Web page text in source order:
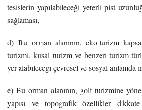
tesislerin yapılabileceği yeterli pist
sağlaması,
d) Bu orman alanının, eko-turizm
turizmi, kırsal turizm ve benzeri turizm
yer alabileceği çevresel ve sosyal anlamda
e) Bu orman alanının, golf turizmine
yapısı ve topografik özellikler dikkate